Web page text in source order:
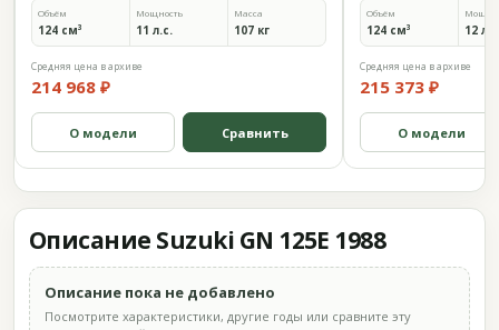
Объём
124 см³
Мощность
11 л.с.
Масса
107 кг
Средняя цена в архиве
214 968 ₽
О модели Сравнить
Объём
124 см³ 12
Средняя цена в архиве
215 373 ₽
О модели
Описание Suzuki GN 125E 1988
Описание пока не добавлено
Посмотрите характеристики, другие годы или сравните эту